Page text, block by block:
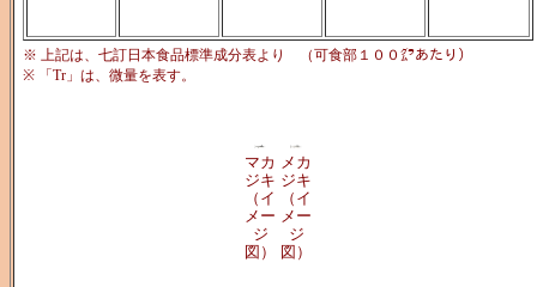
※ 上記は、七訂日本食品標準成分表より （可食部１００㌘あたり）
※ 「Tr」は、微量を表す。
マカ
ジキ
（イ
メー
ジ
図）
メカ
ジキ
（イ
メー
ジ
図）